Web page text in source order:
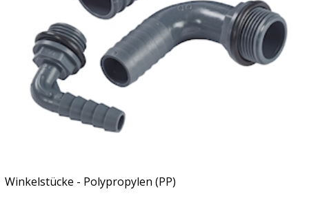
Winkelstücke - Polypropylen (PP)